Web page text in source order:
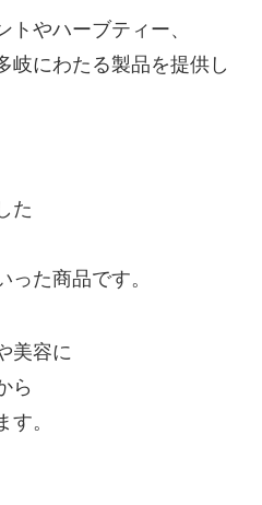
トやハーブティー、
岐にわたる製品を提供し
た
った商品です。
美容に
ら
す。